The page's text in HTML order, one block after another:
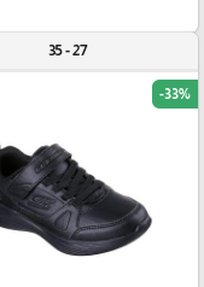
27 - 35
-33%